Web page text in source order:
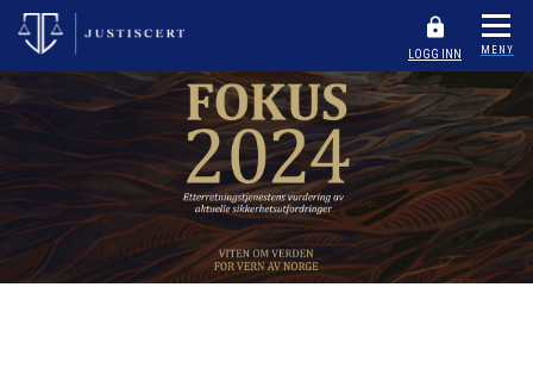
LOGG INN MENY